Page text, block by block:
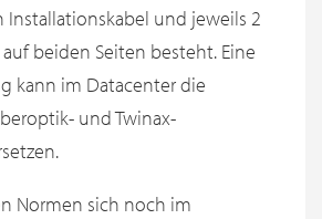
Installationskabel und jeweils 2
beiden Seiten besteht. Eine
kann im Datacenter die
und Twinax-
Normen sich noch im